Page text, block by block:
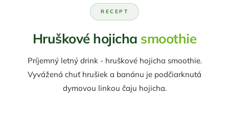
RECEPT
Hruškové hojicha smoothie
Príjemný letný drink - hruškové hojicha smoothie.
Vyvážená chuť hrušiek a banánu je podčiarknutá
dymovou linkou čaju hojicha.